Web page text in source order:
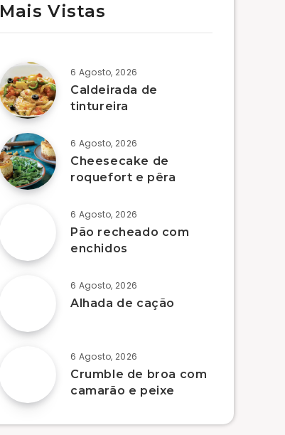
Mais Vistas
6 Agosto, 2026
Caldeirada de
tintureira
6 Agosto, 2026
Cheesecake de
roquefort e pêra
6 Agosto, 2026
Pão recheado com
enchidos
6 Agosto, 2026
Alhada de cação
6 Agosto, 2026
Crumble de broa com
camarão e peixe